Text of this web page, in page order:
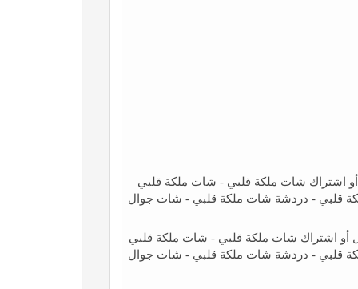
اشتراك شات ملكة قلبي - شات ملكة قلبي
قلبي - دردشة شات ملكة قلبي - شات جوال
اشتراك شات ملكة قلبي - شات ملكة قلبي
قلبي - دردشة شات ملكة قلبي - شات جوال